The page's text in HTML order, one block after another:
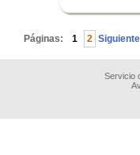
Páginas: 1 2 Siguiente
Servicio